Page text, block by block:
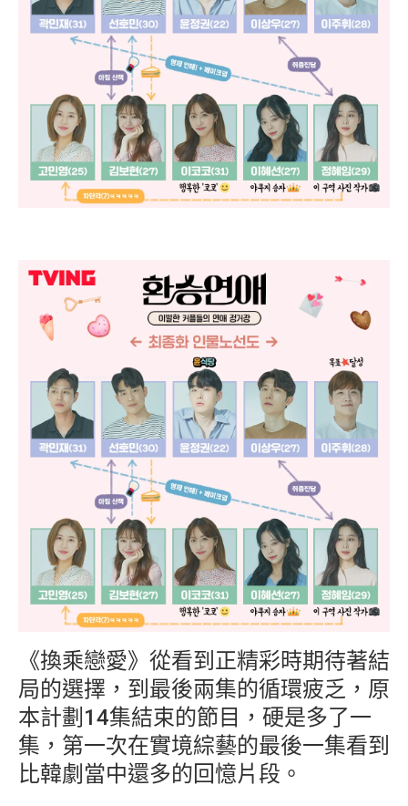
《換乘戀愛》從看到正精彩時期待著結
局的選擇，到最後兩集的循環疲乏，原
本計劃14集結束的節目，硬是多了一
集，第一次在實境綜藝的最後一集看到
比韓劇當中還多的回憶片段。